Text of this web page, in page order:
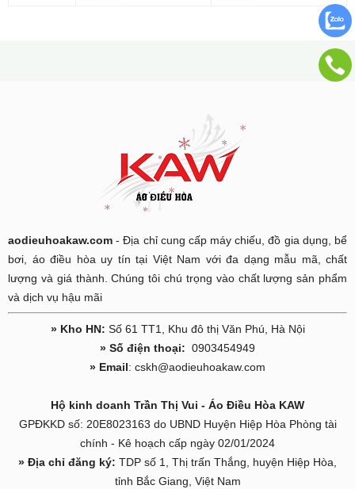
aodieuhoakaw.com - Địa chỉ cung cấp máy chiếu, đồ gia dụng, bể
bơi, áo điều hòa uy tín tại Việt Nam với đa dạng mẫu mã, chất
lượng và giá thành. Chúng tôi chú trọng vào chất lượng sản phẩm
và dịch vụ hậu mãi
» Kho HN: Số 61 TT1, Khu đô thị Văn Phú, Hà Nội
» Số điện thoại: 0903454949
» Email: cskh@aodieuhoakaw.com
Hộ kinh doanh Trần Thị Vui - Áo Điều Hòa KAW
GPĐKKD số: 20E8023163 do UBND Huyện Hiệp Hòa Phòng tài
chính - Kê hoạch cấp ngày 02/01/2024
» Địa chỉ đăng ký: TDP số 1, Thị trấn Thắng, huyện Hiệp Hòa,
tỉnh Bắc Giang, Việt Nam